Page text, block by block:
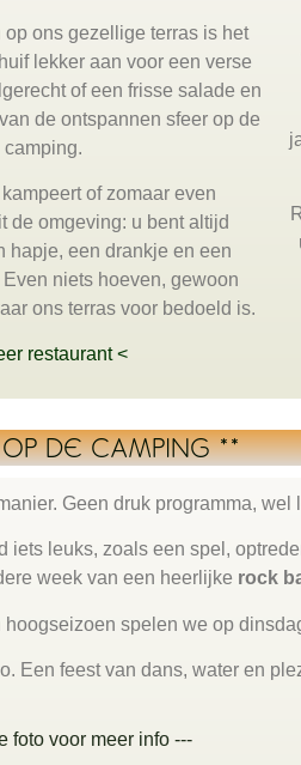
ons gezellige terras is het
lekker aan voor een verse
of een frisse salade en
de ontspannen sfeer op de
camping.
of zomaar even
de omgeving: u bent altijd
hapje, een drankje en een
niets hoeven, gewoon
ons terras voor bedoeld is.
restaurant <
DE CAMPING **
Geen druk programma,
leuks, zoals een spel,
week van een heerlijke rock
spelen we op
Een feest van dans, water en
foto voor meer info ---